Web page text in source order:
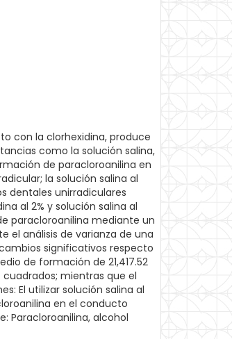
con la clorhexidina, produce
como la solución salina,
de paracloroanilina en
la solución salina al
dentales unirradiculares
al 2% y solución salina al
paracloroanilina mediante un
el análisis de varianza de una
significativos respecto
de formación de 21,417.52
mientras que el
El utilizar solución salina al
en el conducto
Paracloroanilina, alcohol